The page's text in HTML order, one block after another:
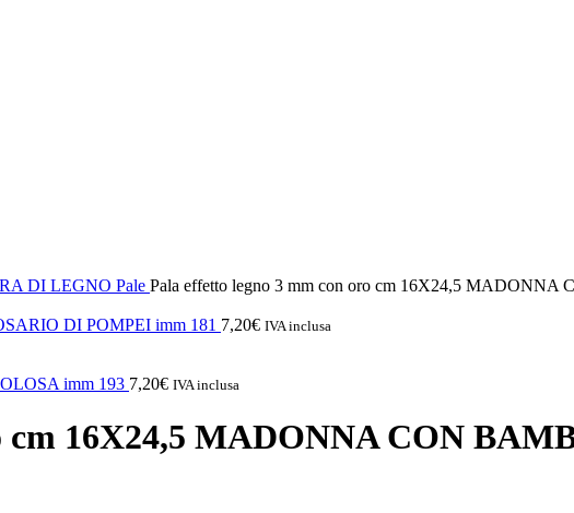
DI LEGNO Pale Pala effetto legno 3 mm con oro cm 16X24,5
DI POMPEI imm 181 7,20€ IVA inclusa
imm 193 7,20€ IVA inclusa
cm 16X24,5 MADONNA CON